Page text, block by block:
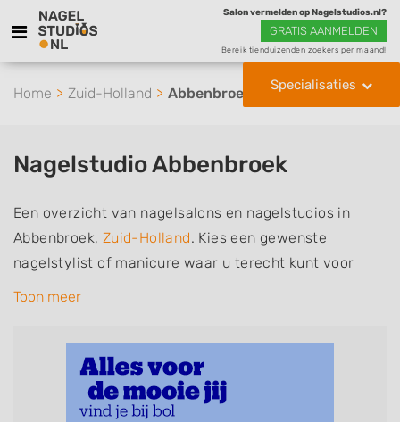
Salon vermelden op Nagelstudios.nl?
GRATIS AANMELDEN
Bereik tienduizenden zoekers per maand!
Specialisaties
Home Zuid-Holland Abbenbroek
Nagelstudio Abbenbroek
Een overzicht van nagelsalons en nagelstudios in
Abbenbroek, Zuid-Holland. Kies een gewenste
nagelstylist of manicure waar u terecht kunt voor
handverzorging, nagelverzorging en soms ook
Manicure, Pedicure, French Manicure, Acrylnagels,
Gelnagels, Nailart, Parrafinebehandeling, 3D Nailart,
Bruidsnagels en Handmassage. U kunt de
Toon meer